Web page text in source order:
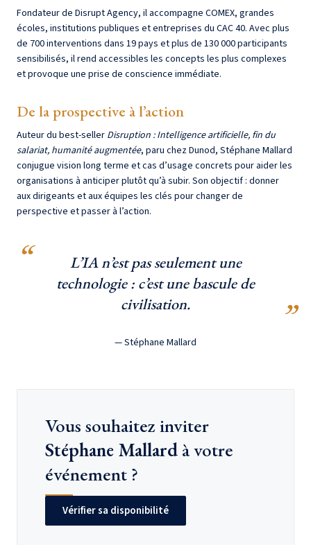
Fondateur de Disrupt Agency, il accompagne COMEX, grandes
écoles, institutions publiques et entreprises du CAC 40. Avec plus
de 700 interventions dans 19 pays et plus de 130 000 participants
sensibilisés, il rend accessibles les concepts les plus complexes
et provoque une prise de conscience immédiate.
De la prospective à l’action
Auteur du best-seller Disruption : Intelligence artificielle, fin du
salariat, humanité augmentée, paru chez Dunod, Stéphane Mallard
conjugue vision long terme et cas d’usage concrets pour aider les
organisations à anticiper plutôt qu’à subir. Son objectif : donner
aux dirigeants et aux équipes les clés pour changer de
perspective et passer à l’action.
L’IA n’est pas seulement une
technologie : c’est une bascule de
civilisation.
— Stéphane Mallard
Vous souhaitez inviter
Stéphane Mallard à votre
événement ?
Vérifier sa disponibilité